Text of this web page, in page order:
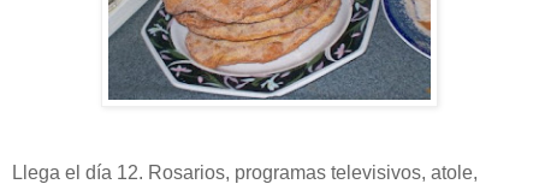
Llega el día 12. Rosarios, programas televisivos, atole,